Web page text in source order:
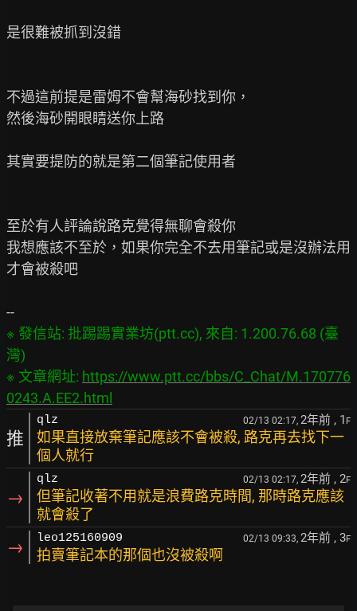
是很難被抓到沒錯
不過這前提是雷姆不會幫海砂找到你，
然後海砂開眼睛送你上路
其實要提防的就是第二個筆記使用者
至於有人評論說路克覺得無聊會殺你
我想應該不至於，如果你完全不去用筆記或是沒辦法用
才會被殺吧
※ 發信站: 批踢踢實業坊(ptt.cc), 來自: 1.200.76.68 (臺
灣)
※ 文章網址: https://www.ptt.cc/bbs/C_Chat/M.170776
0243.A.EE2.html
推
qlz 02/13 02:17, 2年前 , 1 F
如果直接放棄筆記應該不會被殺, 路克再去找下一
個人就行
→
qlz 02/13 02:17, 2年前 , 2F
但筆記收著不用就是浪費路克時間, 那時路克應該
就會殺了
→ leo125160909 02/13 09:33, 2年前 , 3F
拍賣筆記本的那個也沒被殺啊